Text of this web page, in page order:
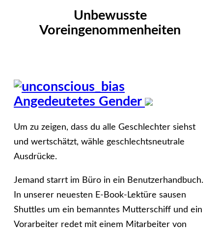
Unbewusste
Voreingenommenheiten
Angedeutetes Gender
Um zu zeigen, dass du alle Geschlechter siehst
und wertschätzt, wähle geschlechtsneutrale
Ausdrücke.
Jemand starrt im Büro in ein Benutzerhandbuch.
In unserer neuesten E-Book-Lektüre sausen
Shuttles um ein bemanntes Mutterschiff und ein
Vorarbeiter redet mit einem Mitarbeiter von